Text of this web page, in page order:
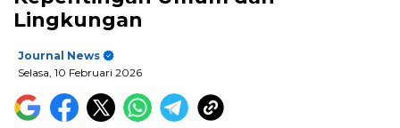
Lingkungan
Journal News
Selasa, 10 Februari 2026